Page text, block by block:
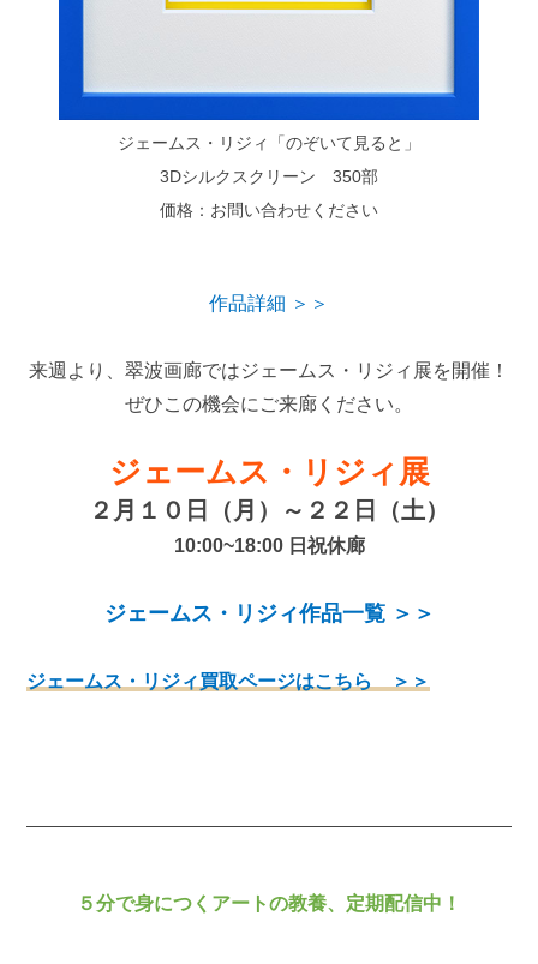
ジェームス・リジィ「のぞいて見ると」
3Dシルクスクリーン 350部
価格：お問い合わせください
作品詳細 ＞＞
来週より、翠波画廊ではジェームス・リジィ展を開催！
ぜひこの機会にご来廊ください。
ジェームス・リジィ展
２月１０日（月）～２２日（土）
10:00~18:00 日祝休廊
ジェームス・リジィ作品一覧 ＞＞
ジェームス・リジィ買取ページはこちら ＞＞
５分で身につくアートの教養、定期配信中！